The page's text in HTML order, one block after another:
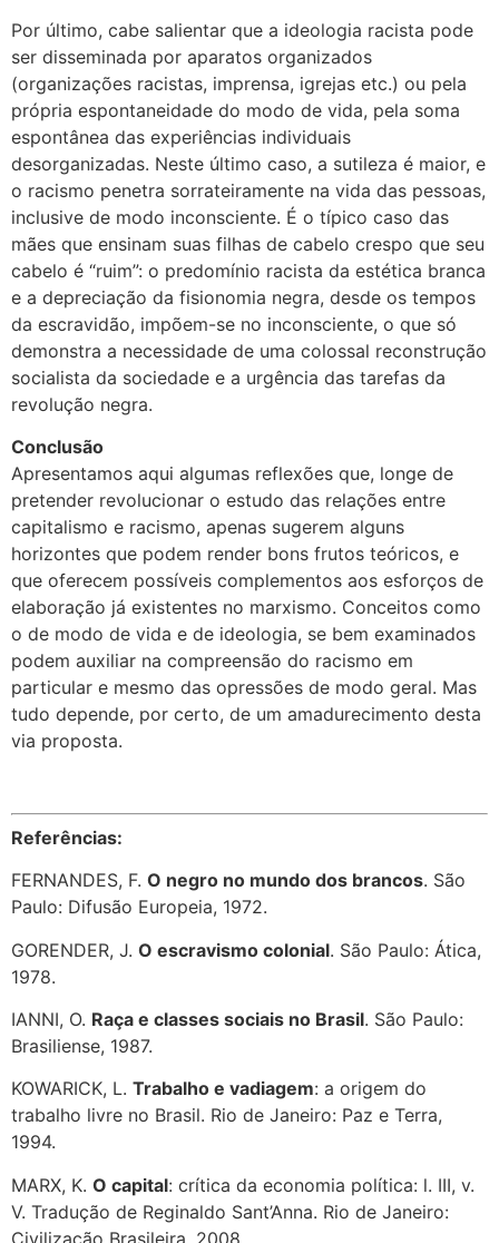
Por último, cabe salientar que a ideologia racista pode
ser disseminada por aparatos organizados
(organizações racistas, imprensa, igrejas etc.) ou pela
própria espontaneidade do modo de vida, pela soma
espontânea das experiências individuais
desorganizadas. Neste último caso, a sutileza é maior, e
o racismo penetra sorrateiramente na vida das pessoas,
inclusive de modo inconsciente. É o típico caso das
mães que ensinam suas filhas de cabelo crespo que seu
cabelo é “ruim”: o predomínio racista da estética branca
e a depreciação da fisionomia negra, desde os tempos
da escravidão, impõem-se no inconsciente, o que só
demonstra a necessidade de uma colossal reconstrução
socialista da sociedade e a urgência das tarefas da
revolução negra.
Conclusão
Apresentamos aqui algumas reflexões que, longe de
pretender revolucionar o estudo das relações entre
capitalismo e racismo, apenas sugerem alguns
horizontes que podem render bons frutos teóricos, e
que oferecem possíveis complementos aos esforços de
elaboração já existentes no marxismo. Conceitos como
o de modo de vida e de ideologia, se bem examinados
podem auxiliar na compreensão do racismo em
particular e mesmo das opressões de modo geral. Mas
tudo depende, por certo, de um amadurecimento desta
via proposta.
Referências:
FERNANDES, F. O negro no mundo dos brancos. São
Paulo: Difusão Europeia, 1972.
GORENDER, J. O escravismo colonial. São Paulo: Ática,
1978.
IANNI, O. Raça e classes sociais no Brasil. São Paulo:
Brasiliense, 1987.
KOWARICK, L. Trabalho e vadiagem: a origem do
trabalho livre no Brasil. Rio de Janeiro: Paz e Terra,
1994.
MARX, K. O capital: crítica da economia política: l. III, v.
V. Tradução de Reginaldo Sant’Anna. Rio de Janeiro:
Civilização Brasileira, 2008.